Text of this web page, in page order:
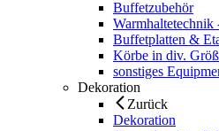
Buffetzubehör
Warmhaltetechnik
Buffetplatten &
Körbe in div.
sonstiges
Dekoration
Zurück
Dekoration